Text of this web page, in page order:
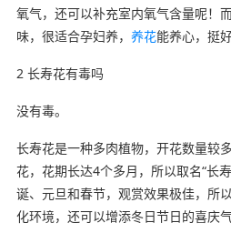
氧气，还可以补充室内氧气含量呢！
味，很适合孕妇养， 养花能养心，挺好
2 长寿花有毒吗
没有毒。
长寿花是一种多肉植物，开花数量较
花，花期长达4个多月，所以取名“长
诞、元旦和春节，观赏效果极佳，所
化环境，还可以增添冬日节日的喜庆气